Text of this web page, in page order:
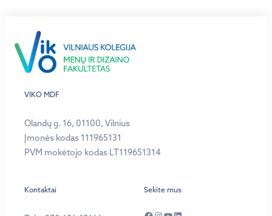
VIKO MDF
Olandų g. 16, 01100, Vilnius
Įmonės kodas 111965131
PVM mokėtojo kodas LT119651314
Kontaktai Sekite mus